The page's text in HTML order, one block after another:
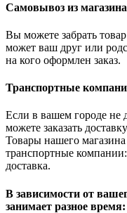
Самовывоз из
Вы можете забрать
может ваш друг или
на кого оформлен заказ.
Транспортные
Если в вашем городе не
можете заказать
Товары нашего
транспортные
доставка.
В зависимости от
занимает разное время: